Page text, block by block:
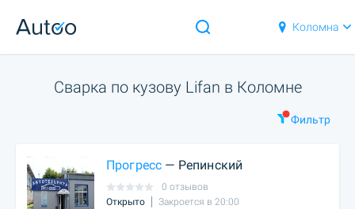
Коломна
Сварка по кузову Lifan в Коломне
Фильтр
Прогресс — Репинский
0 отзывов
Открыто
Закроется в 20:00